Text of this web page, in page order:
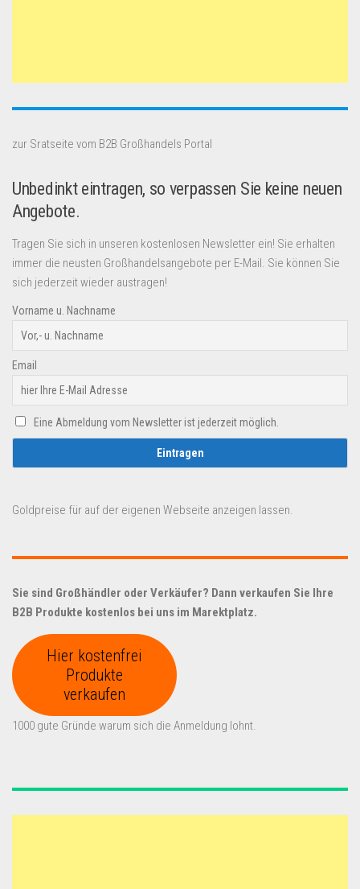
zur Sratseite vom B2B Großhandels Portal
Unbedinkt eintragen, so verpassen Sie keine neuen
Angebote.
Tragen Sie sich in unseren kostenlosen Newsletter ein! Sie erhalten
immer die neusten Großhandelsangebote per E-Mail. Sie können Sie
sich jederzeit wieder austragen!
Vorname u. Nachname
Email
Eine Abmeldung vom Newsletter ist jederzeit möglich.
Goldpreise für auf der eigenen Webseite anzeigen lassen.
Sie sind Großhändler oder Verkäufer? Dann verkaufen Sie Ihre
B2B Produkte kostenlos bei uns im Marektplatz.
Hier kostenfrei
Produkte
verkaufen
1000 gute Gründe warum sich die Anmeldung lohnt.